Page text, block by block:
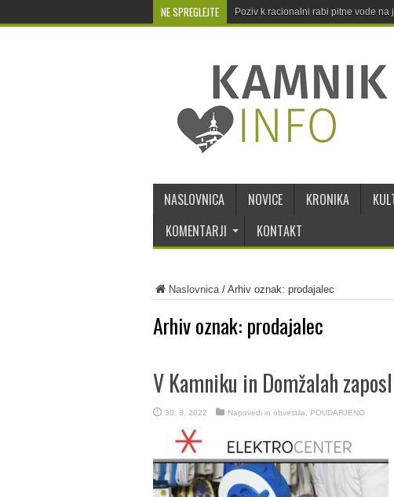
NE SPREGLEJTE Poziv k racionalni rabi pitne vode na
NASLOVNICA NOVICE KRONIKA
KOMENTARJI
KONTAKT
Naslovnica/ Arhiv oznak: prodajalec
Arhiv oznak: prodajalec
V Kamniku in Domžalah
30. 8. 2022 Napovedi in obvestila POUDARJENO